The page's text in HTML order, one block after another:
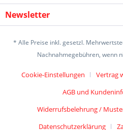
Newsletter
* Alle Preise inkl. gesetzl.
Nachnahmegebühren, wenn
Cookie-Einstellungen Vertrag
AGB und
Widerrufsbelehrung /
Datenschutzerklärung